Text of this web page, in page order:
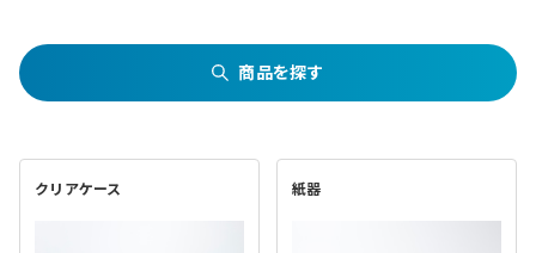
商品を探す
クリアケース 紙器